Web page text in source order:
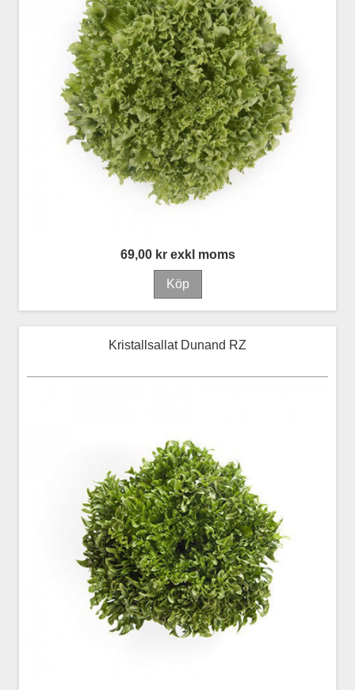
69,00 kr exkl moms
Kristallsallat Dunand RZ